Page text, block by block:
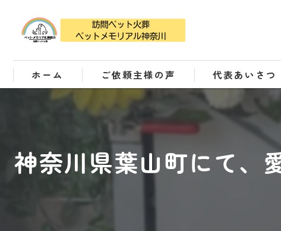
ホーム ご依頼主様の声 代表あいさつ
神奈川県葉山町にて、